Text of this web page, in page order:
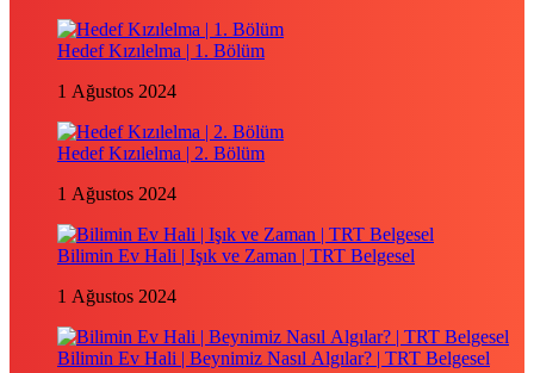
Hedef Kızılelma | 1. Bölüm
1 Ağustos 2024
Hedef Kızılelma | 2. Bölüm
1 Ağustos 2024
Bilimin Ev Hali | Işık ve Zaman | TRT Belgesel
1 Ağustos 2024
Bilimin Ev Hali | Beynimiz Nasıl Algılar? | TRT Belgesel